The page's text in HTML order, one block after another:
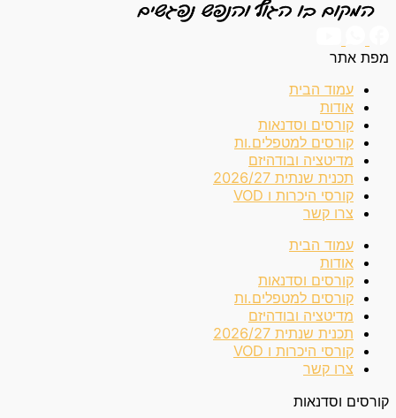
מפת אתר
עמוד הבית
אודות
קורסים וסדנאות
קורסים למטפלים.ות
מדיטציה ובודהיזם
תכנית שנתית 2026/27
קורסי היכרות ו VOD
צרו קשר
עמוד הבית
אודות
קורסים וסדנאות
קורסים למטפלים.ות
מדיטציה ובודהיזם
תכנית שנתית 2026/27
קורסי היכרות ו VOD
צרו קשר
קורסים וסדנאות